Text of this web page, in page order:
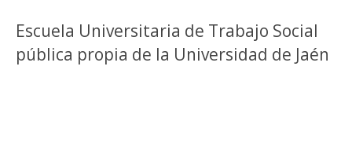
Escuela Universitaria de Trabajo Social
pública propia de la Universidad de Jaén